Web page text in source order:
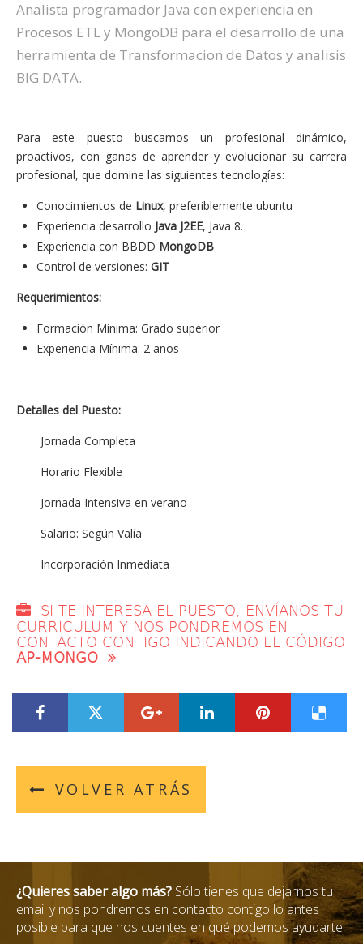
Analista programador Java con experiencia en
Procesos ETL y MongoDB para el desarrollo de una
herramienta de Transformacion de Datos y analisis
BIG DATA.
Para este puesto buscamos un profesional dinámico,
proactivos, con ganas de aprender y evolucionar su carrera
profesional, que domine las siguientes tecnologías:
Conocimientos de Linux, preferiblemente ubuntu
Experiencia desarrollo Java J2EE, Java 8.
Experiencia con BBDD MongoDB
Control de versiones: GIT
Requerimientos:
Formación Mínima: Grado superior
Experiencia Mínima: 2 años
Detalles del Puesto:
Jornada Completa
Horario Flexible
Jornada Intensiva en verano
Salario: Según Valía
Incorporación Inmediata
SI TE INTERESA EL PUESTO, ENVÍANOS TU
CURRICULUM Y NOS PONDREMOS EN
CONTACTO CONTIGO INDICANDO EL CÓDIGO
AP-MONGO
???label.title.facebook.access???
???label.title.twitter.access???
VOLVER ATRÁS
¿Quieres saber algo más? Sólo tienes que dejarnos tu
email y nos pondremos en contacto contigo lo antes
posible para que nos cuentes en qué podemos ayudarte.